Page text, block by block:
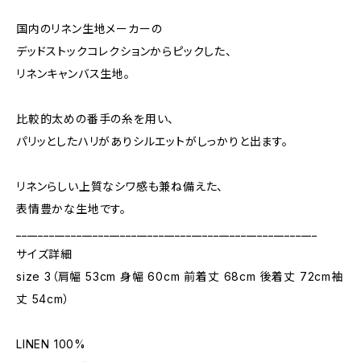
国内のリネン生地メーカーの
デッドストックコレクションからピックした、
リネンキャンバス生地。
比較的太めの番手の糸を用い、
パリッとしたハリがありシルエットがしっかりと出ます。
リネンらしい上質なシワ感も兼ね備えた、
表情豊かな生地です。
サイズ詳細
size 3（肩幅 53cm 身幅 60cm 前着丈 68cm 後着丈 72cm袖
丈 54cm）
LINEN 100%